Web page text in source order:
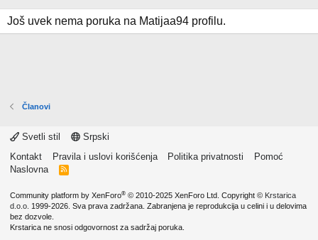
Još uvek nema poruka na Matijaa94 profilu.
Članovi
Svetli stil
Srpski
Kontakt
Pravila i uslovi korišćenja Politika privatnosti
Pomoć
Naslovna
R
Community platform by XenForo® © 2010-2025 XenForo Ltd. Copyright © Krstarica
d.o.o. 1999-2026. Sva prava zadržana. Zabranjena je reprodukcija u celini i u delovima
bez dozvole.
Krstarica ne snosi odgovornost za sadržaj poruka.